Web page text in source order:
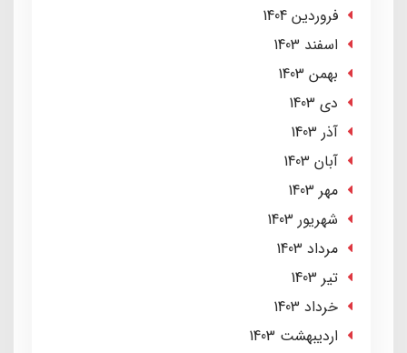
فروردین 1404
اسفند 1403
بهمن 1403
دی 1403
آذر 1403
آبان 1403
مهر 1403
شهریور 1403
مرداد 1403
تير 1403
خرداد 1403
ارديبهشت 1403